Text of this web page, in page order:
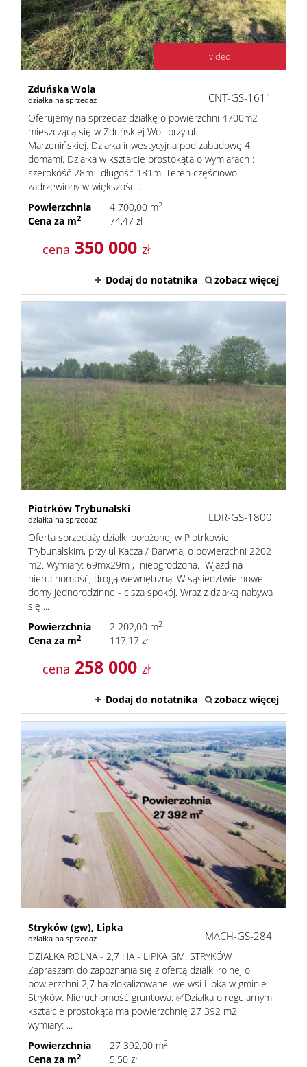
video
Zduńska Wola
działka na sprzedaż CNT-GS-1611
Oferujemy na sprzedaż działkę o powierzchni 4700m2
mieszczącą się w Zduńskiej Woli przy ul.
Marzenińskiej. Działka inwestycyjna pod zabudowę 4
domami. Działka w kształcie prostokąta o wymiarach :
szerokość 28m i długość 181m. Teren częściowo
zadrzewiony w większości ...
Powierzchnia
4 700,00 m2
Cena za m2 74,47 zł
cena 350 000 zł
Dodaj do notatnika zobacz więcej
Piotrków Trybunalski
działka na sprzedaż LDR-GS-1800
Oferta sprzedaży działki położonej w Piotrkowie
Trybunalskim, przy ul Kacza / Barwna, o powierzchni 2202
m2. Wymiary: 69mx29m , nieogrodzona. Wjazd na
nieruchomość, drogą wewnętrzną. W sąsiedztwie nowe
domy jednorodzinne - cisza spokój. Wraz z działką nabywa
się ...
Powierzchnia
2 202,00 m2
Cena za m2 117,17 zł
cena 258 000 zł
Dodaj do notatnika zobacz więcej
Stryków (gw), Lipka
działka na sprzedaż MACH-GS-284
DZIAŁKA ROLNA - 2,7 HA - LIPKA GM. STRYKÓW
Zapraszam do zapoznania się z ofertą działki rolnej o
powierzchni 2,7 ha zlokalizowanej we wsi Lipka w gminie
Stryków. Nieruchomość gruntowa: ✅Działka o regularnym
kształcie prostokąta ma powierzchnię 27 392 m2 i
wymiary: ...
Powierzchnia
27 392,00 m2
Cena za m2 5,50 zł